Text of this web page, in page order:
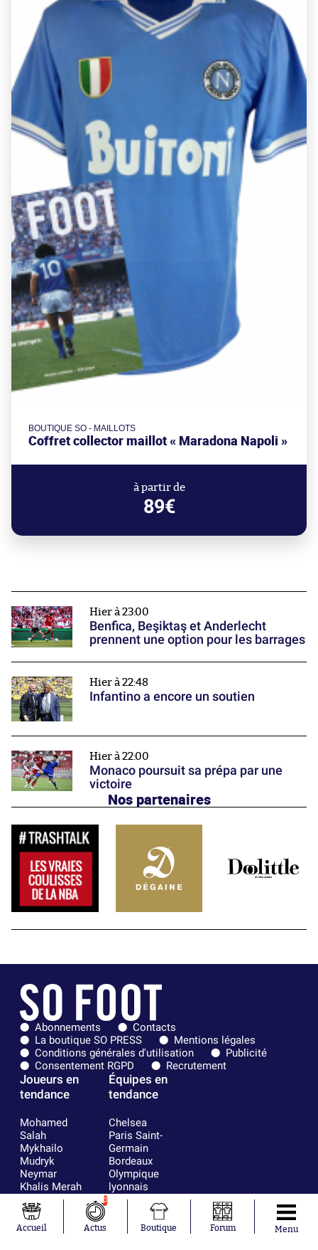
BOUTIQUE SO - MAILLOTS
Coffret collector maillot « Maradona Napoli »
à partir de
89€
Hier à 23:00
Benfica, Beşiktaş et Anderlecht
prennent une option pour les barrages
Hier à 22:48
Infantino a encore un soutien
Hier à 22:00
Monaco poursuit sa prépa par une
victoire
Nos partenaires
Abonnements
Contacts
La boutique SO PRESS
Mentions légales
Conditions générales d'utilisation
Publicité
Consentement RGPD
Recrutement
Joueurs en
tendance
Mohamed
Salah
Mykhailo
Mudryk
Neymar
Khalis Merah
Loïs Openda
Moussa
Niakhaté
Équipes en
tendance
Chelsea
Paris Saint-
Germain
Bordeaux
Olympique
lyonnais
FIFA
Real Madrid
RC Strasbourg
AC Milan
Accueil
0
Actus Boutique Forum Menu